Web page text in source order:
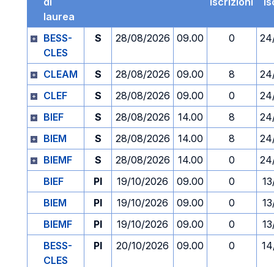
laurea
BESS-
CLES
S 28/08/2026 09.00 0
CLEAM S 28/08/2026 09.00 8
CLEF
S 28/08/2026 09.00 0
BIEF
S 28/08/2026 14.00 8
BIEM
S 28/08/2026 14.00 8
BIEMF
S 28/08/2026 14.00 0
BIEF
PI 19/10/2026 09.00 0
BIEM
PI 19/10/2026 09.00 0
BIEMF
PI 19/10/2026 09.00 0
BESS-
CLES
PI 20/10/2026 09.00 0